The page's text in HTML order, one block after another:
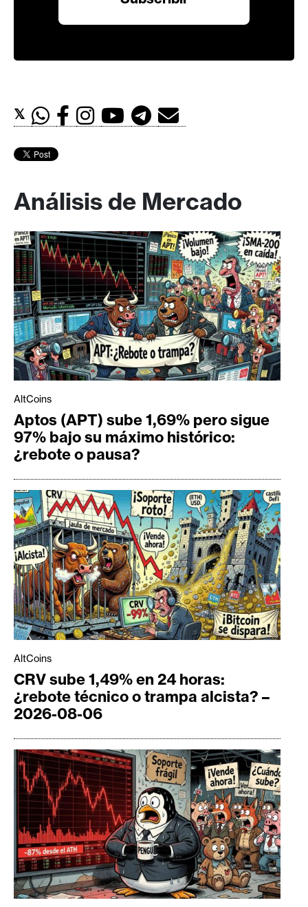
𝕏
Análisis de Mercado
AltCoins
Aptos (APT) sube 1,69% pero sigue
97% bajo su máximo histórico:
¿rebote o pausa?
AltCoins
CRV sube 1,49% en 24 horas:
¿rebote técnico o trampa alcista? –
2026-08-06